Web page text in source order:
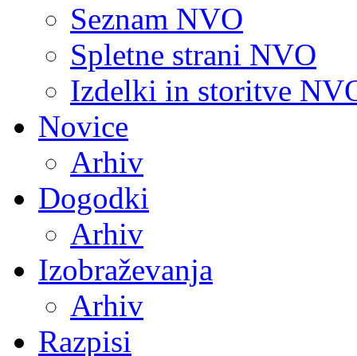
Seznam NVO
Spletne strani NVO
Izdelki in storitve
Novice
Arhiv
Dogodki
Arhiv
Izobraževanja
Arhiv
Razpisi